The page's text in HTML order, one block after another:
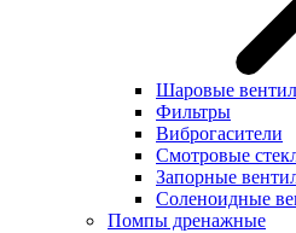
Шаровые
Фильтры
Виброгасители
Смотровые
Запорные
Соленоидные
Помпы дренажные